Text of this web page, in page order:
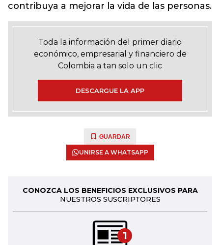
contribuya a mejorar la vida de las personas.
Toda la información del primer diario
económico, empresarial y financiero de
Colombia a tan solo un clic
DESCARGUE LA APP
GUARDAR
UNIRSE A WHATSAPP
CONOZCA LOS BENEFICIOS EXCLUSIVOS PARA
NUESTROS SUSCRIPTORES
1